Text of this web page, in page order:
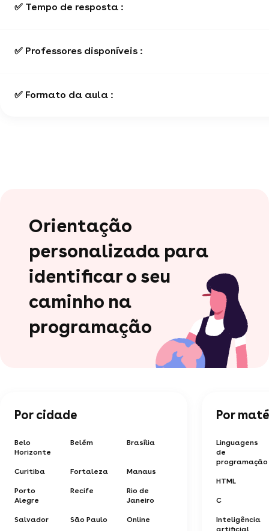
✅ Tempo de resposta :
✅ Professores disponíveis :
✅ Formato da aula :
Orientação
personalizada para
identificar o seu
caminho na
Por cidade
Belo
Horizonte
Belém Brasília
Curitiba Fortaleza Manaus
Porto
Alegre
Recife
Rio de
Janeiro
Salvador São Paulo Online
Por
Linguagens
de
programação
HTML
C
Inteligência
artificial